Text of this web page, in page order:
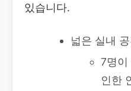
있습니다.
넓은 실내
7명이
인한